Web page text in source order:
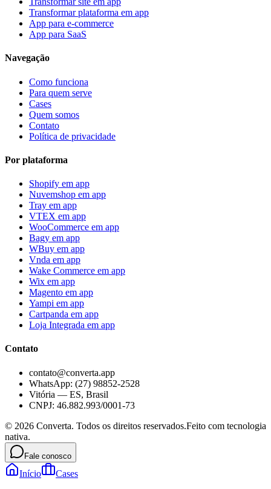
Transformar plataforma em app
App para e-commerce
App para SaaS
Navegação
Como funciona
Para quem serve
Cases
Quem somos
Contato
Política de privacidade
Por plataforma
Shopify em app
Nuvemshop em app
Tray em app
VTEX em app
WooCommerce em app
Bagy em app
WBuy em app
Vnda em app
Wake Commerce em app
Wix em app
Magento em app
Yampi em app
Cartpanda em app
Loja Integrada em app
Contato
contato@converta.app
WhatsApp: (27) 98852-2528
Vitória — ES, Brasil
CNPJ: 46.882.993/0001-73
© 2026 Converta. Todos os direitos reservados.Feito com tecnologia
nativa.
Fale conosco
Início Cases